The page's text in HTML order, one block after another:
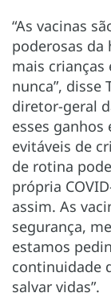
“As vacinas
poderosas da
mais crianças
nunca”, disse
diretor-geral
esses
evitáveis de
de rotina
própria
assim. As
segurança,
estamos
continuidade
salvar vidas”.